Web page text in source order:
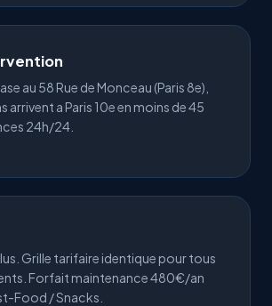
au 58 Rue de Monceau (Paris 8e),
arrivent a Paris 10e en moins de 45
24h/24
Grille tarifaire identique pour tous
Forfait maintenance 480€/an
Food / Snacks.